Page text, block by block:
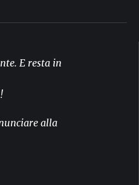
E resta in
alla